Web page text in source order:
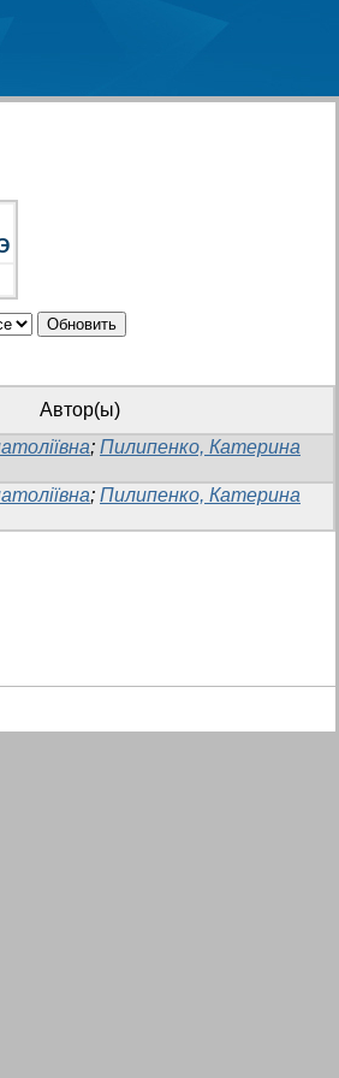
Автор(ы)
; Пилипенко, Катерина
; Пилипенко, Катерина